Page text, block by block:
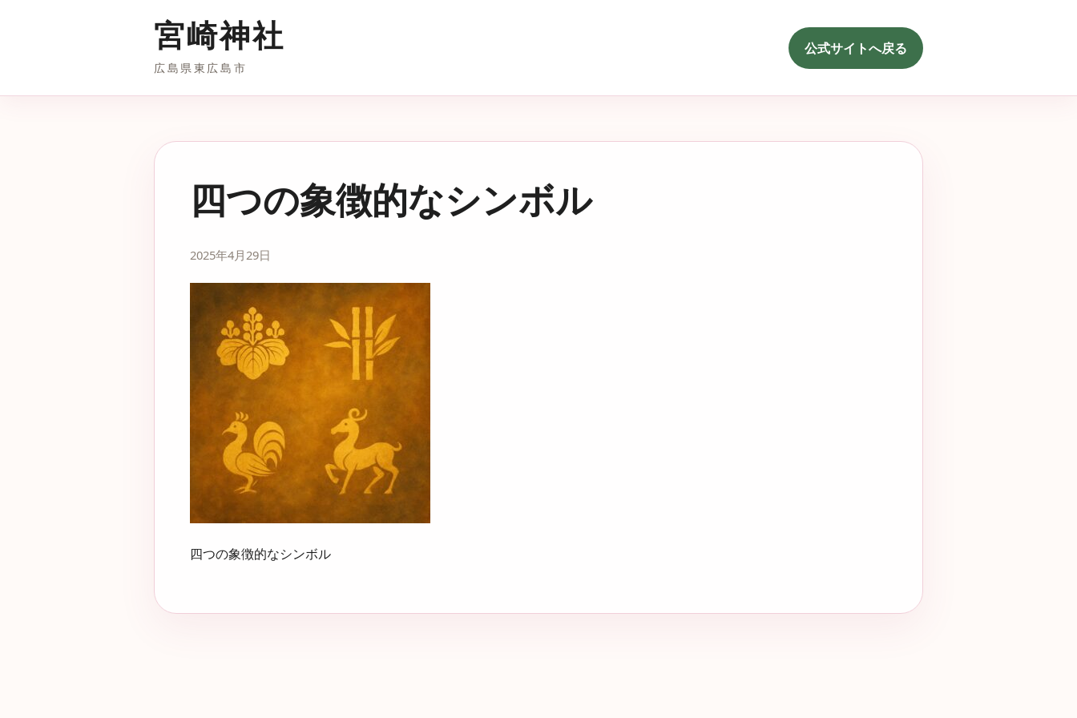
宮崎神社
広島県東広島市
公式サイトへ戻る
四つの象徴的なシンボル
2025年4月29日
四つの象徴的なシンボル